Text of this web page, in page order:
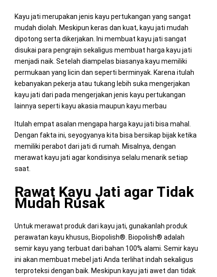
Kayu jati merupakan jenis kayu pertukangan yang sangat
mudah diolah. Meskipun keras dan kuat, kayu jati mudah
dipotong serta dikerjakan. Ini membuat kayu jati sangat
disukai para pengrajin sekaligus membuat harga kayu jati
menjadi naik. Setelah diampelas biasanya kayu memiliki
permukaan yang licin dan seperti berminyak. Karena itulah
kebanyakan pekerja atau tukang lebih suka mengerjakan
kayu jati dari pada mengerjakan jenis kayu pertukangan
lainnya seperti kayu akasia maupun kayu merbau
Itulah empat asalan mengapa harga kayu jati bisa mahal.
Dengan fakta ini, seyogyanya kita bisa bersikap bijak ketika
memiliki perabot dari jati di rumah. Misalnya, dengan
merawat kayu jati agar kondisinya selalu menarik setiap
saat.
Rawat Kayu Jati agar Tidak
Mudah Rusak
Untuk merawat produk dari kayu jati, gunakanlah produk
perawatan kayu khusus, Biopolish®. Biopolish® adalah
semir kayu yang terbuat dari bahan 100% alami. Semir kayu
ini akan membuat mebel jati Anda terlihat indah sekaligus
terproteksi dengan baik. Meskipun kayu jati awet dan tidak